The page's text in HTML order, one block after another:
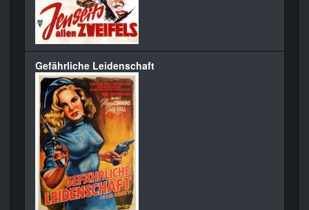
Gefährliche Leidenschaft